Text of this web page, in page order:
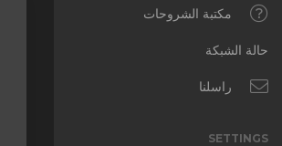
RKVMPROTECTED
IKVMPROTECTED
XKVMPROTECTED
مكتبة الشروحات
حالة الشبكة
راسلنا
SETTINGS